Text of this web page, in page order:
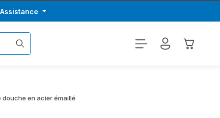
Le
douche en acier émaillé